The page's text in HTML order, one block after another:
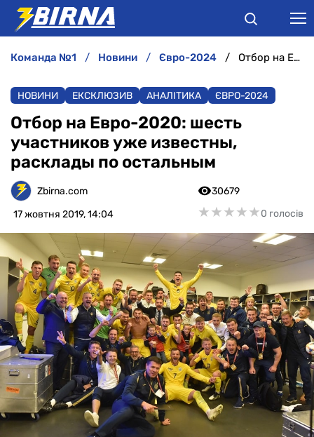
АНАЛІТИКА
ІНТЕРВ'Ю
РІЗНЕ
команда №1 новини євро-2024 Отбор на Евро-2020: шесть участников уже известны, расклады по остальным
НОВИНИ ЕКСКЛЮЗИВ АНАЛІТИКА ЄВРО-2024
Отбор на Евро-2020: шесть
участников уже известны,
расклады по остальным
Zbirna.com
17 жовтня 2019, 14:04
30679
★★★★★
★★★★★0 голосів